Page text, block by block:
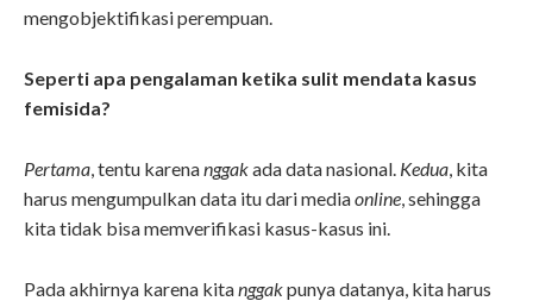
mengobjektifikasi perempuan.
Seperti apa pengalaman ketika sulit mendata kasus
femisida?
Pertama , tentu karenanggakada data nasional. Kedua , kita
harus mengumpulkan data itu dari mediaonline , sehingga
kita tidak bisa memverifikasi kasus-kasus ini.
Pada akhirnya karena kitanggakpunya datanya, kita harus